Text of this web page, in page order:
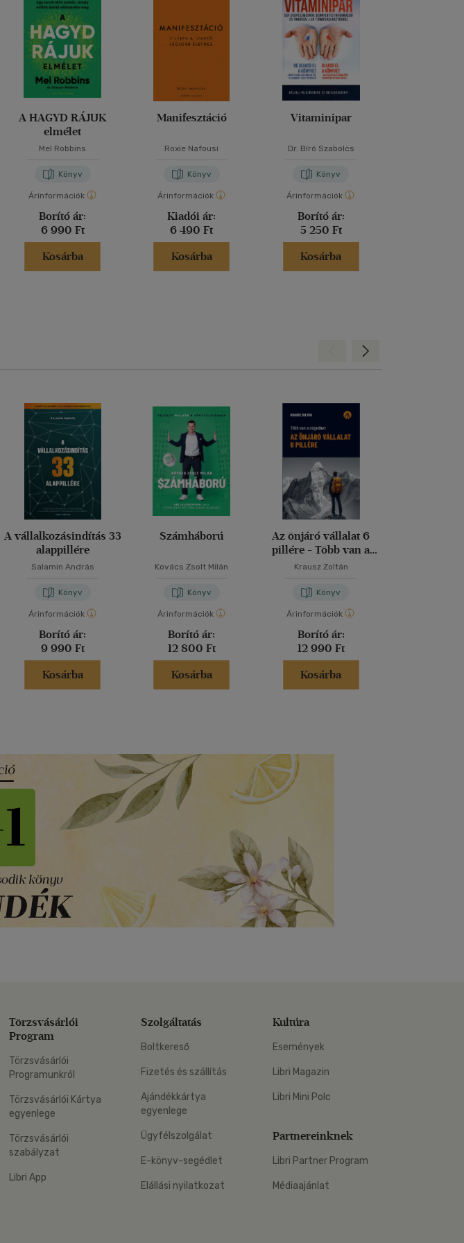
A HAGYD RÁJUK
elmélet
Mel Robbins
Könyv
Árinformációk
Borító ár:
6 990 Ft
Kosárba
Manifesztáció
Roxie Nafousi
Könyv
Árinformációk
Kiadói ár:
6 490 Ft
Kosárba
Vitaminipar
Dr. Bíró Szabolcs
Könyv
Árinformációk
Borító ár:
5 250 Ft
Kosárba
A vállalkozásindítás 33
alappillére
Salamin András
Könyv
Árinformációk
Borító ár:
9 990 Ft
Kosárba
Számháború
Kovács Zsolt Milán
Könyv
Árinformációk
Borító ár:
12 800 Ft
Kosárba
Az önjáró vállalat 6
pillére - Több van a
cégedben
Krausz Zoltán
Könyv
Árinformációk
Borító ár:
12 990 Ft
Kosárba
Előre
Törzsvásárlói
Program
Törzsvásárlói
Programunkról
Törzsvásárlói Kártya
egyenlege
Törzsvásárlói
szabályzat
Libri App
Szolgáltatás
Boltkereső
Fizetés és szállítás
Ajándékkártya
egyenlege
Ügyfélszolgálat
E-könyv-segédlet
Elállási nyilatkozat
Kultúra
Események
Libri Magazin
Libri Mini Polc
Partnereinknek
Libri Partner Program
Médiaajánlat